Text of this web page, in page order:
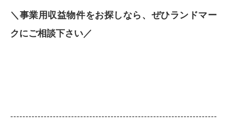
＼事業用収益物件をお探しなら、ぜひランドマー
クにご相談下さい／
--------------------------------------------------------------------